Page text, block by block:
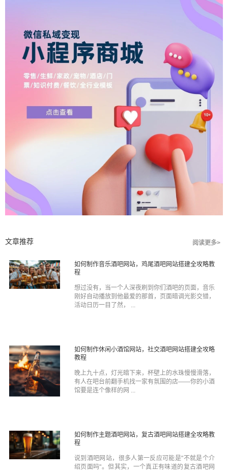
文章推荐 阅读更多>
如何制作音乐酒吧网站，鸡尾酒吧网站搭建全攻略教
程
想过没有，当一个人深夜刷到你们酒吧的页面，音乐
刚好自动播放到他最爱的那首，页面暗调光影交错，
活动日历一目了然， ...
如何制作休闲小酒馆网站，社交酒吧网站搭建全攻略
教程
晚上九十点，灯光暗下来，杯壁上的水珠慢慢滑落，
有人在吧台前翻手机找一家有氛围的店——你的小酒
馆要是连个像样的网 ...
如何制作主题酒吧网站，复古酒吧网站搭建全攻略教
程
说到酒吧网站，很多人第一反应可能是"不就是个介
绍页面吗"。但其实，一个真正有味道的复古酒吧网